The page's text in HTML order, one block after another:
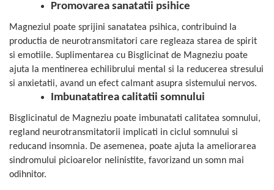
Promovarea sanatatii psihice
Magneziul poate sprijini sanatatea psihica, contribuind la
productia de neurotransmitatori care regleaza starea de spirit
si emotiile. Suplimentarea cu Bisglicinat de Magneziu poate
ajuta la mentinerea echilibrului mental si la reducerea stresului
si anxietatii, avand un efect calmant asupra sistemului nervos.
Imbunatatirea calitatii somnului
Bisglicinatul de Magneziu poate imbunatati calitatea somnului,
regland neurotransmitatorii implicati in ciclul somnului si
reducand insomnia. De asemenea, poate ajuta la ameliorarea
sindromului picioarelor nelinistite, favorizand un somn mai
odihnitor.